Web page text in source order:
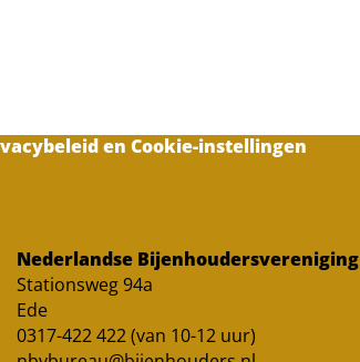
en Cookie-instellingen
Nederlandse Bijenhoudersvereniging
Stationsweg 94a
Ede
0317-422 422 (van 10-12 uur)